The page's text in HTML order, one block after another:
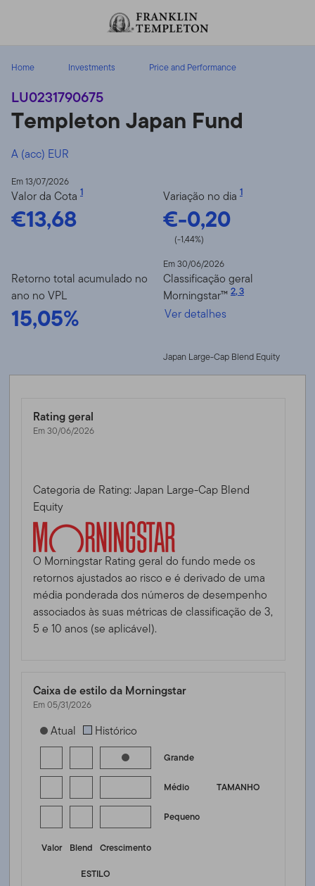
Home Investments Price and Performance
LU0231790675
Templeton Japan Fund
A (acc) EUR
Em 13/07/2026
Valor da Cota 1
€13,68
Variação no dia 1
€-0,20
(-1,44%)
Retorno total acumulado no
ano no VPL
15,05%
Em 30/06/2026
Classificação geral
Morningstar™ 2,3
Ver detalhes
Japan Large-Cap Blend Equity
Rating geral
Em 30/06/2026
Categoria de Rating: Japan Large-Cap Blend
Equity
O Morningstar Rating geral do fundo mede os
retornos ajustados ao risco e é derivado de uma
média ponderada dos números de desempenho
associados às suas métricas de classificação de 3,
5 e 10 anos (se aplicável).
Caixa de estilo da Morningstar
Em 05/31/2026
[products.morningstar-stylebox-title-sr-equity]
Atual Histórico
Grande
TAMANHO
Médio
Pequeno
Valor Blend
Crescimento
ESTILO